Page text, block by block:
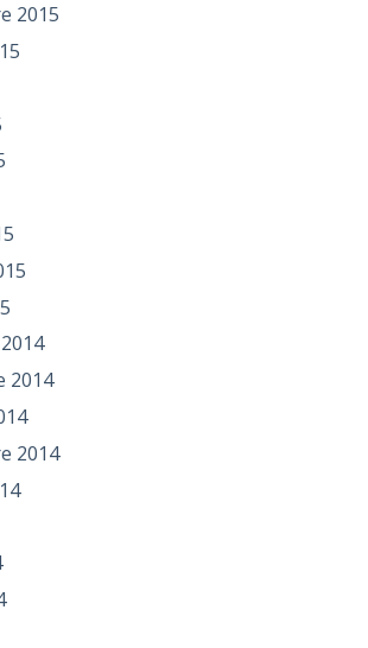
2015
2014
2014